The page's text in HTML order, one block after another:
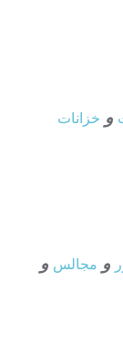
و خزانات
و مجالس و